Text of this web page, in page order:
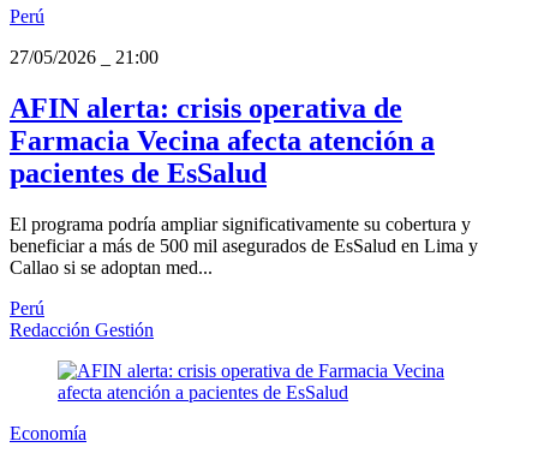
Perú
27/05/2026
21:00
AFIN alerta: crisis operativa de
Farmacia Vecina afecta atención a
pacientes de EsSalud
El programa podría ampliar significativamente su cobertura y
beneficiar a más de 500 mil asegurados de EsSalud en Lima y
Callao si se adoptan med...
Perú
Redacción Gestión
Economía